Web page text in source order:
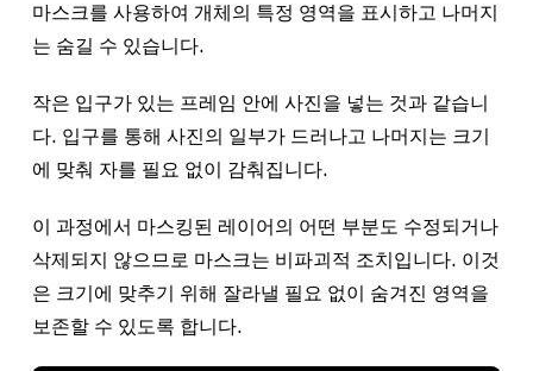
마스크를 사용하여 개체의 특정 영역을 표시하고 나머지
는 숨길 수 있습니다.
작은 입구가 있는 프레임 안에 사진을 넣는 것과 같습니
다. 입구를 통해 사진의 일부가 드러나고 나머지는 크기
에 맞춰 자를 필요 없이 감춰집니다.
이 과정에서 마스킹된 레이어의 어떤 부분도 수정되거나
삭제되지 않으므로 마스크는 비파괴적 조치입니다. 이것
은 크기에 맞추기 위해 잘라낼 필요 없이 숨겨진 영역을
보존할 수 있도록 합니다.